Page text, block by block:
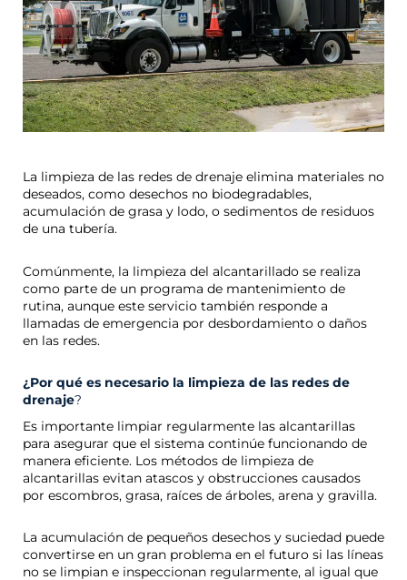
La limpieza de las redes de drenaje elimina materiales no
deseados, como desechos no biodegradables,
acumulación de grasa y lodo, o sedimentos de residuos
de una tubería.
Comúnmente, la limpieza del alcantarillado se realiza
como parte de un programa de mantenimiento de
rutina, aunque este servicio también responde a
llamadas de emergencia por desbordamiento o daños
en las redes.
¿Por qué es necesario la limpieza de las redes de
drenaje?
Es importante limpiar regularmente las alcantarillas
para asegurar que el sistema continúe funcionando de
manera eficiente. Los métodos de limpieza de
alcantarillas evitan atascos y obstrucciones causados ​​
por escombros, grasa, raíces de árboles, arena y gravilla.
La acumulación de pequeños desechos y suciedad puede
convertirse en un gran problema en el futuro si las líneas
no se limpian e inspeccionan regularmente, al igual que